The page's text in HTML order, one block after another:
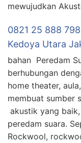
mewujudkan
0821 25 888
Kedoya Utara
bahan Peredam
berhubungan
home theater,
membuat sumber
akustik yang
peredam suara.
Rockwool,